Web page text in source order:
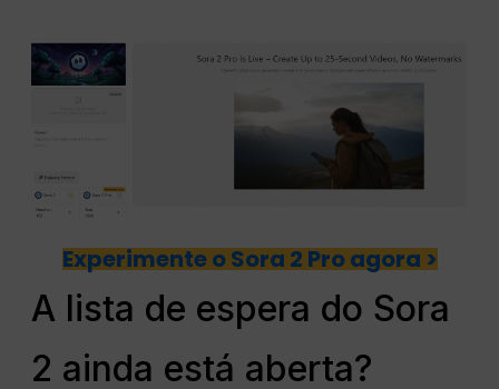
Experimente o Sora 2 Pro agora >
A lista de espera do Sora
2 ainda está aberta?